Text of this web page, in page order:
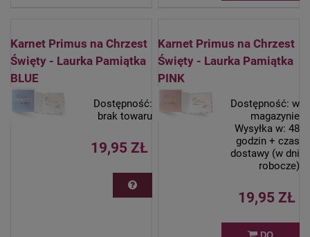
Karnet Primus na Chrzest
Święty - Laurka Pamiątka
BLUE
Dostępność:
brak towaru
19,95 ZŁ
Karnet Primus na Chrzest
Święty - Laurka Pamiątka
PINK
Dostępność: w
magazynie
Wysyłka w: 48
godzin + czas
dostawy (w dni
robocze)
19,95 ZŁ